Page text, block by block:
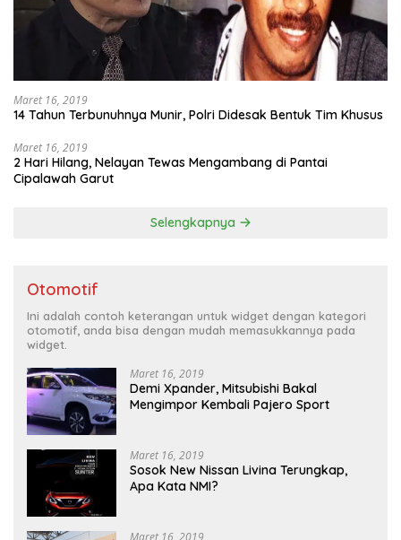
Maret 16, 2019
14 Tahun Terbunuhnya Munir, Polri Didesak Bentuk Tim Khusus
Maret 16, 2019
2 Hari Hilang, Nelayan Tewas Mengambang di Pantai
Cipalawah Garut
Selengkapnya
Otomotif
Ini adalah contoh keterangan untuk widget dengan kategori
otomotif, anda bisa dengan mudah memasukkannya pada
widget.
Maret 16, 2019
Demi Xpander, Mitsubishi Bakal
Mengimpor Kembali Pajero Sport
Maret 16, 2019
Sosok New Nissan Livina Terungkap,
Apa Kata NMI?